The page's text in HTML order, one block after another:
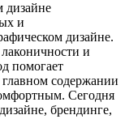
дизайне
и
дизайне.
лаконичности и
помогает
главном содержании
Сегодня
брендинге,